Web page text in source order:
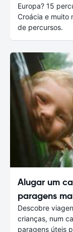
Europa? 15
Croácia e muito
de percursos.
Alugar um
paragens
Descobre
crianças, num
paragens úteis